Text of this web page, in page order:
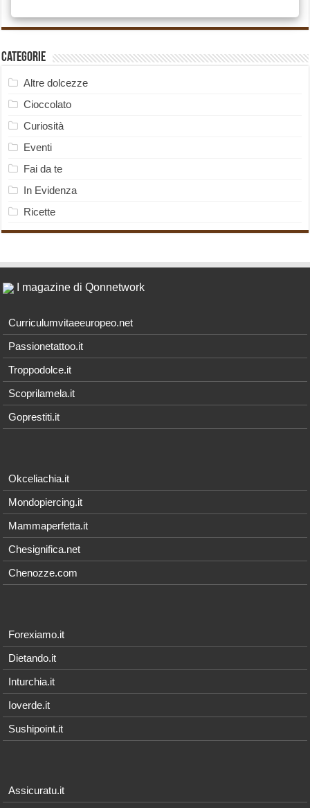
Categorie
Altre dolcezze
Cioccolato
Curiosità
Eventi
Fai da te
In Evidenza
Ricette
I magazine di Qonnetwork
Curriculumvitaeeuropeo.net
Passionetattoo.it
Troppodolce.it
Scoprilamela.it
Goprestiti.it
Okceliachia.it
Mondopiercing.it
Mammaperfetta.it
Chesignifica.net
Chenozze.com
Forexiamo.it
Dietando.it
Inturchia.it
Ioverde.it
Sushipoint.it
Assicuratu.it